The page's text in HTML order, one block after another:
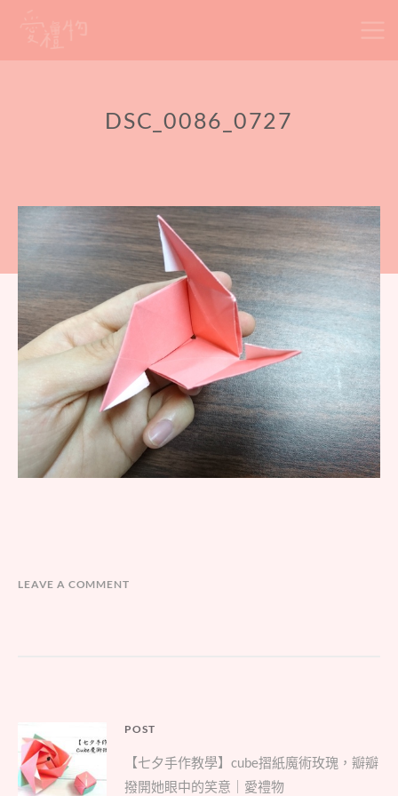
DSC_0086_0727
LEAVE A COMMENT
文
章
導
POST
Parent
post:
【七夕手作教學】cube摺紙魔術玫瑰，瓣瓣
撥開她眼中的笑意｜愛禮物